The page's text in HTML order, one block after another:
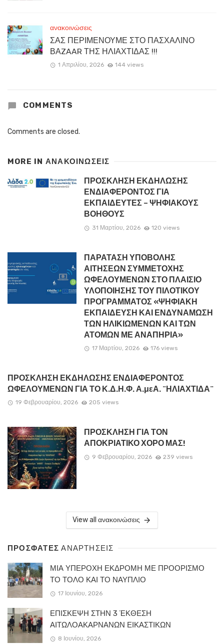
ανακοινώσεις
ΣΑΣ ΠΕΡΙΜΕΝΟΥΜΕ ΣΤΟ ΠΑΣΧΑΛΙΝΟ
ΒΑZAAR ΤΗΣ ΗΛΙΑΧΤΙΔΑΣ !!!
1 Απριλίου, 2026 144 views
COMMENTS
Comments are closed.
MORE IN ΑΝΑΚΟΙΝΏΣΕΙΣ
ΠΡΟΣΚΛΗΣΗ ΕΚΔΗΛΩΣΗΣ
ΕΝΔΙΑΦΕΡΟΝΤΟΣ ΓΙΑ
ΕΚΠΑΙΔΕΥΤΕΣ – ΨΗΦΙΑΚΟΥΣ
ΒΟΗΘΟΥΣ
31 Μαρτίου, 2026 120 views
ΠΑΡΑΤΑΣΗ ΥΠΟΒΟΛΗΣ
ΑΙΤΗΣΕΩΝ ΣΥΜΜΕΤΟΧΗΣ
ΩΦΕΛΟΥΜΕΝΩΝ ΣΤΟ ΠΛΑΙΣΙΟ
ΥΛΟΠΟΙΗΣΗΣ ΤΟΥ ΠΙΛΟΤΙΚΟΥ
ΠΡΟΓΡΑΜΜΑΤΟΣ «ΨΗΦΙΑΚΗ
ΕΚΠΑΙΔΕΥΣΗ ΚΑΙ ΕΝΔΥΝΑΜΩΣΗ
ΤΩΝ ΗΛΙΚΙΩΜΕΝΩΝ ΚΑΙ ΤΩΝ
ΑΤΟΜΩΝ ΜΕ ΑΝΑΠΗΡΙΑ»
17 Μαρτίου, 2026 176 views
ΠΡΟΣΚΛΗΣΗ ΕΚΔΗΛΩΣΗΣ ΕΝΔΙΑΦΕΡΟΝΤΟΣ
ΩΦΕΛΟΥΜΕΝΩΝ ΓΙΑ ΤΟ Κ.Δ.Η.Φ. Α.μεΑ. ¨ΗΛΙΑΧΤΙΔΑ¨
19 Φεβρουαρίου, 2026 205 views
ΠΡΟΣΚΛΗΣΗ ΓΙΑ ΤΟΝ
ΑΠΟΚΡΙΑΤΙΚΟ ΧΟΡΟ ΜΑΣ!
9 Φεβρουαρίου, 2026 239 views
View all ανακοινώσεις
ΠΡΟΣΦΑΤΕΣΑΝΑΡΤΗΣΕΙΣ
ΜΙΑ ΥΠΕΡΟΧΗ ΕΚΔΡΟΜΗ ΜΕ ΠΡΟΟΡΙΣΜΟ
ΤΟ ΤΟΛΟ ΚΑΙ ΤΟ ΝΑΥΠΛΙΟ
17 Ιουνίου, 2026
ΕΠΙΣΚΕΨΗ ΣΤΗΝ 3 ΈΚΘΕΣΗ
ΑΙΤΩΛΟΑΚΑΡΝΑΝΩΝ ΕΙΚΑΣΤΙΚΩΝ
8 Ιουνίου, 2026